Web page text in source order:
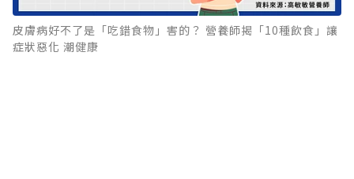
皮膚病好不了是「吃錯食物」害的？ 營養師揭「10種飲食」讓
症狀惡化 潮健康